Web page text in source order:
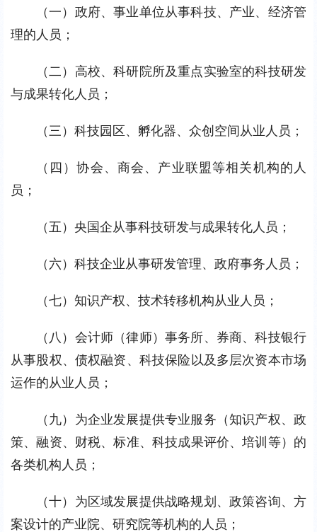
（一）政府、事业单位从事科技、产业、经济管
理的人员；
（二）高校、科研院所及重点实验室的科技研发
与成果转化人员；
（三）科技园区、孵化器、众创空间从业人员；
（四）协会、商会、产业联盟等相关机构的人
员；
（五）央国企从事科技研发与成果转化人员；
（六）科技企业从事研发管理、政府事务人员；
（七）知识产权、技术转移机构从业人员；
（八）会计师（律师）事务所、券商、科技银行
从事股权、债权融资、科技保险以及多层次资本市场
运作的从业人员；
（九）为企业发展提供专业服务（知识产权、政
策、融资、财税、标准、科技成果评价、培训等）的
各类机构人员；
（十）为区域发展提供战略规划、政策咨询、方
案设计的产业院、研究院等机构的人员；